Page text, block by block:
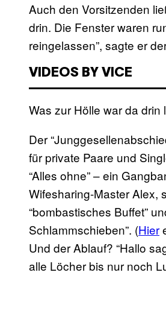
Auch den Vorsitzenden
drin. Die Fenster waren
reingelassen”, sagte er
VIDEOS BY VICE
Was zur Hölle war da drin
Der
für private Paare und
“Alles ohne” – ein
Wifesharing-Master Alex,
“bombastisches Buffet”
Schlammschieben”. (Hier
Und der Ablauf? “Hallo
alle Löcher bis nur noch